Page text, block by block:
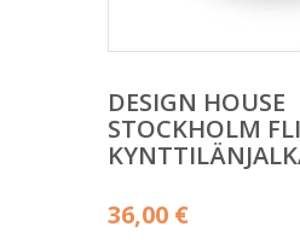
DESIGN HOUSE
STOCKHOLM
36,00 €